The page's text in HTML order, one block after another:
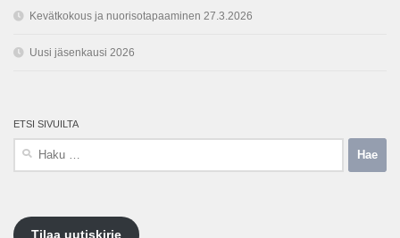
Kevätkokous ja nuorisotapaaminen 27.3.2026
Uusi jäsenkausi 2026
ETSI SIVUILTA
Tilaa uutiskirje